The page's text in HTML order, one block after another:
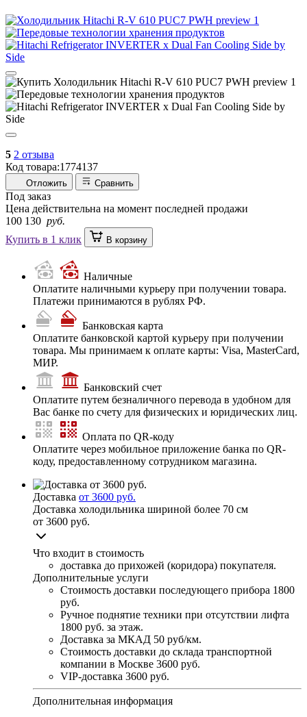
5 2 отзыва
Код товара:1774137
Отложить Сравнить
Под заказ
Цена действительна на момент последней продажи
100 130 руб.
Купить в 1 клик
В корзину
Наличные
Оплатите наличными курьеру при получении товара.
Платежи принимаются в рублях РФ.
Банковская карта
Оплатите банковской картой курьеру при получении
товара. Мы принимаем к оплате карты: Visa, MasterCard,
МИР.
Банковский счет
Оплатите путем безналичного перевода в удобном для
Вас банке по счету для физических и юридических лиц.
Оплата по QR-коду
Оплатите через мобильное приложение банка по QR-
коду, предоставленному сотрудником магазина.
Доставка от 3600 руб.
Доставка холодильника шириной более 70 см
от 3600 руб.
Что входит в стоимость
доставка до прихожей (коридора) покупателя.
Дополнительные услуги
Стоимость доставки последующего прибора 1800
руб.
Ручное поднятие техники при отсутствии лифта
1800 руб. за этаж.
Доставка за МКАД 50 руб/км.
Стоимость доставки до склада транспортной
компании в Москве 3600 руб.
VIP-доставка 3600 руб.
Дополнительная информация